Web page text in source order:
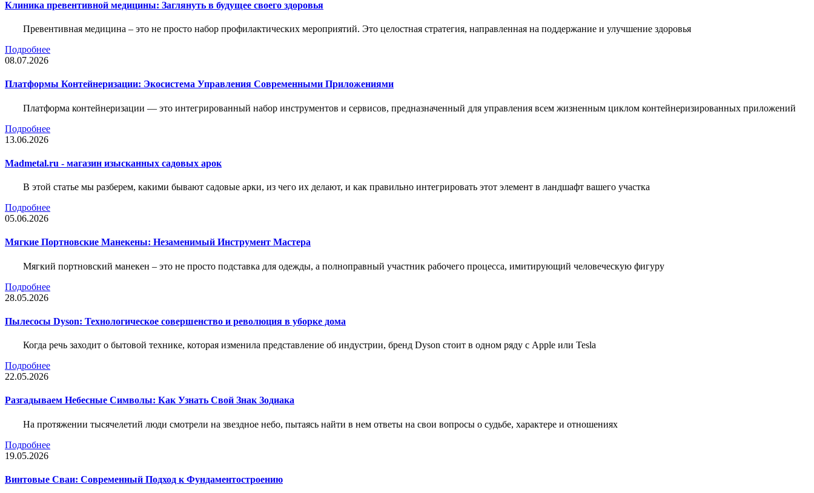
Клиника превентивной медицины: Заглянуть в будущее своего здоровья
Превентивная медицина – это не просто набор профилактических мероприятий. Это целостная стратегия, направленная на поддержание и улучшение здоровья
Подробнее
08.07.2026
Платформы Контейнеризации: Экосистема Управления Современными Приложениями
Платформа контейнеризации — это интегрированный набор инструментов и сервисов, предназначенный для управления всем жизненным циклом контейнеризированных приложений
Подробнее
13.06.2026
Madmetal.ru - магазин изысканных садовых арок
В этой статье мы разберем, какими бывают садовые арки, из чего их делают, и как правильно интегрировать этот элемент в ландшафт вашего участка
Подробнее
05.06.2026
Мягкие Портновские Манекены: Незаменимый Инструмент Мастера
Мягкий портновский манекен – это не просто подставка для одежды, а полноправный участник рабочего процесса, имитирующий человеческую фигуру
Подробнее
28.05.2026
Пылесосы Dyson: Технологическое совершенство и революция в уборке дома
Когда речь заходит о бытовой технике, которая изменила представление об индустрии, бренд Dyson стоит в одном ряду с Apple или Tesla
Подробнее
22.05.2026
Разгадываем Небесные Символы: Как Узнать Свой Знак Зодиака
На протяжении тысячелетий люди смотрели на звездное небо, пытаясь найти в нем ответы на свои вопросы о судьбе, характере и отношениях
Подробнее
19.05.2026
Винтовые Сваи: Современный Подход к Фундаментостроению